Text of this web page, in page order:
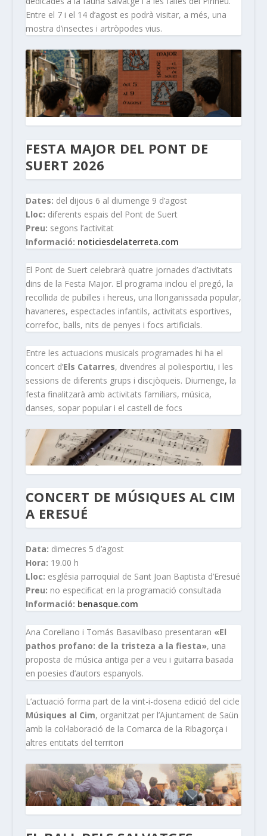
Entre el 7 i el 14 d’agost es podrà visitar, a més, una
mostra d’insectes i artròpodes vius.
FESTA MAJOR DEL PONT DE
SUERT 2026
Dates: del dijous 6 al diumenge 9 d’agost
Lloc: diferents espais del Pont de Suert
Preu: segons l’activitat
Informació: noticiesdelaterreta.com
El Pont de Suert celebrarà quatre jornades d’activitats
dins de la Festa Major. El programa inclou el pregó, la
recollida de pubilles i hereus, una llonganissada popular,
havaneres, espectacles infantils, activitats esportives,
correfoc, balls, nits de penyes i focs artificials.
Entre les actuacions musicals programades hi ha el
concert d’Els Catarres, divendres al poliesportiu, i les
sessions de diferents grups i discjòqueis. Diumenge, la
festa finalitzarà amb activitats familiars, música,
danses, sopar popular i el castell de focs
CONCERT DE MÚSIQUES AL CIM
A ERESUÉ
Data: dimecres 5 d’agost
Hora: 19.00 h
Lloc: església parroquial de Sant Joan Baptista d’Eresué
Preu: no especificat en la programació consultada
Informació: benasque.com
Ana Corellano i Tomás Basavilbaso presentaran «El
pathos profano: de la tristeza a la fiesta», una
proposta de música antiga per a veu i guitarra basada
en poesies d’autors espanyols.
L’actuació forma part de la vint-i-dosena edició del cicle
Músiques al Cim, organitzat per l’Ajuntament de Saün
amb la col·laboració de la Comarca de la Ribagorça i
altres entitats del territori